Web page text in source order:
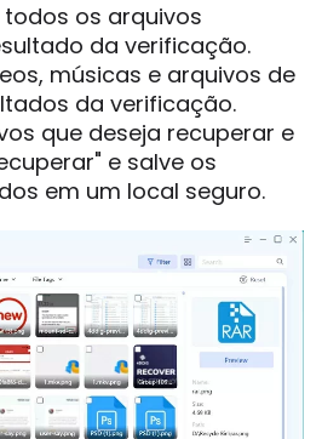
todos os arquivos
da verificação.
músicas e arquivos de
da verificação.
que deseja recuperar e
e salve os
em um local seguro.